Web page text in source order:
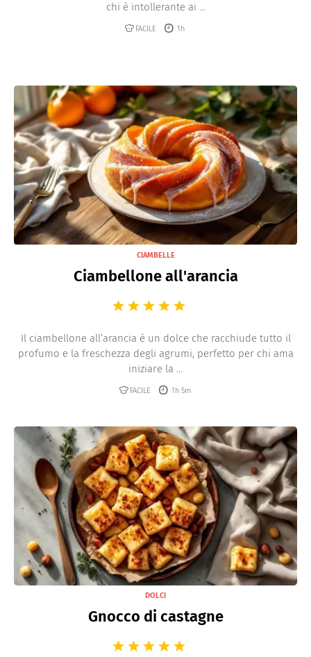
chi è intollerante ai ...
FACILE 1h
CIAMBELLE
Ciambellone all'arancia
Il ciambellone all’arancia è un dolce che racchiude tutto il
profumo e la freschezza degli agrumi, perfetto per chi ama
iniziare la ...
FACILE 1h 5m
DOLCI
Gnocco di castagne